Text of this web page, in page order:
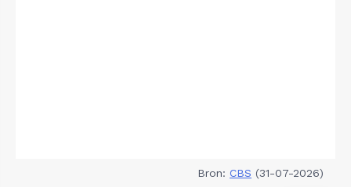
Bron: CBS (31-07-2026)